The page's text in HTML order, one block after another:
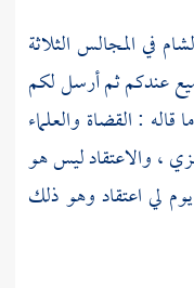
في المجالس الثلاثة
عندكم ثم أرسل لكم
قاله : القضاة والعلماء
، والاعتقاد ليس هو
لي اعتقاد وهو ذلك